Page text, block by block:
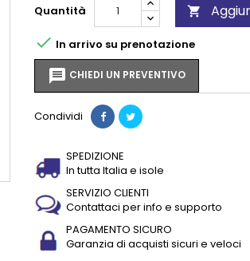
Quantità 
 In arrivo su prenotazione
message CHIEDI UN PREVENTIVO
Condividi
SPEDIZIONE
In tutta Italia e isole
SERVIZIO CLIENTI
Contattaci per info e supporto
PAGAMENTO SICURO
Garanzia di acquisti sicuri e veloci